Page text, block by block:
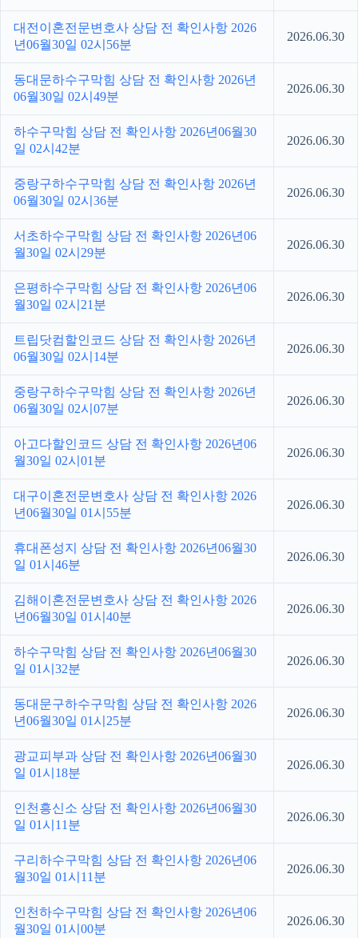
대전이혼전문변호사 상담 전 확인사항 2026
년06월30일 02시56분
2026.06.30
동대문하수구막힘 상담 전 확인사항 2026년
06월30일 02시49분
2026.06.30
하수구막힘 상담 전 확인사항 2026년06월30
일 02시42분
2026.06.30
중랑구하수구막힘 상담 전 확인사항 2026년
06월30일 02시36분
2026.06.30
서초하수구막힘 상담 전 확인사항 2026년06
월30일 02시29분
2026.06.30
은평하수구막힘 상담 전 확인사항 2026년06
월30일 02시21분
2026.06.30
트립닷컴할인코드 상담 전 확인사항 2026년
06월30일 02시14분
2026.06.30
중랑구하수구막힘 상담 전 확인사항 2026년
06월30일 02시07분
2026.06.30
아고다할인코드 상담 전 확인사항 2026년06
월30일 02시01분
2026.06.30
대구이혼전문변호사 상담 전 확인사항 2026
년06월30일 01시55분
2026.06.30
휴대폰성지 상담 전 확인사항 2026년06월30
일 01시46분
2026.06.30
김해이혼전문변호사 상담 전 확인사항 2026
년06월30일 01시40분
2026.06.30
하수구막힘 상담 전 확인사항 2026년06월30
일 01시32분
2026.06.30
동대문구하수구막힘 상담 전 확인사항 2026
년06월30일 01시25분
2026.06.30
광교피부과 상담 전 확인사항 2026년06월30
일 01시18분
2026.06.30
인천흥신소 상담 전 확인사항 2026년06월30
일 01시11분
2026.06.30
구리하수구막힘 상담 전 확인사항 2026년06
월30일 01시11분
2026.06.30
인천하수구막힘 상담 전 확인사항 2026년06
월30일 01시00분
2026.06.30